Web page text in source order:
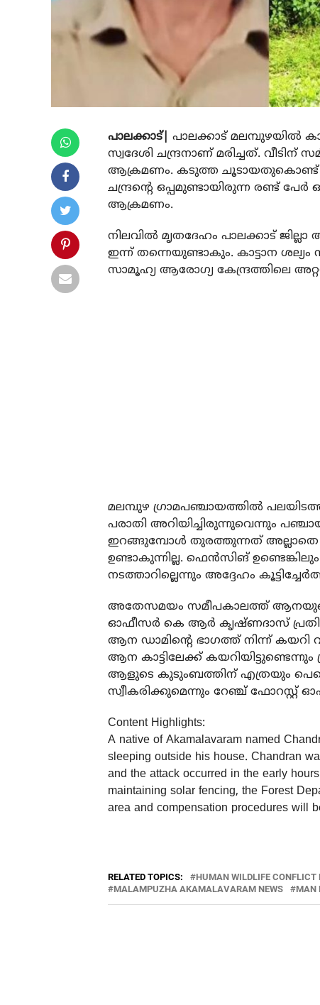
പാലക്കാട്| പാലക്കാട് മലമ്പുഴയില്‍
സ്വദേശി ചന്ദ്രനാണ് മരിച്ചത്. വീടിന്
ആക്രമണം. കടുത്ത ചൂടായതുകൊണ്ട് പല
ചന്ദ്രന്റെ ഒപ്പമുണ്ടായിരുന്ന രണ്ട്
ആക്രമണം.
നിലവില്‍ മൃതദേഹം പാലക്കാട്
ഇന്ന് തന്നെയുണ്ടാകും. കാട്ടാന
സാമൂഹ്യ ആരോഗ്യ കേന്ദ്രത്തിലെ
മലമ്പുഴ ഗ്രാമപഞ്ചായത്തില്‍
പരാതി അറിയിച്ചിരുന്നുവെന്നും
ഇറങ്ങുമ്പോള്‍ തുരത്തുന്നത് അല്ലാതെ
ഉണ്ടാകുന്നില്ല. ഫെന്‍സിങ്
നടത്താറില്ലെന്നും അദ്ദേഹം
അതേസമയം സമീപകാലത്ത് ആനയുടെ
ഓഫീസര്‍ കെ ആര്‍ കൃഷ്ണദാസ്
ആന ഡാമിന്റെ ഭാഗത്ത് നിന്ന്
ആന കാട്ടിലേക്ക്
ആളുടെ കുടുംബത്തിന് എത്രയും
സ്വീകരിക്കുമെന്നും റേഞ്ച് ഫോറസ്റ്റ്
Content Highlights:
A native of Akamalavaram named
sleeping outside his house. Chandran
and the attack occurred in the early
maintaining solar fencing, the Forest
area and compensation procedures will
RELATED TOPICS: HUMAN WILDLIFE CONFLICT
MALAMPUZHA AKAMALAVARAM NEWS
MAN